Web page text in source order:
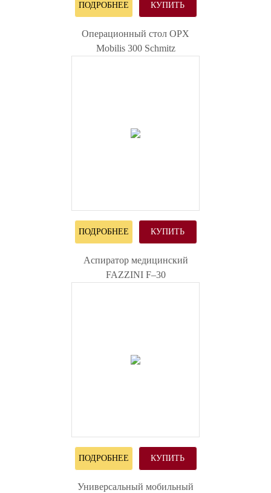
ПОДРОБНЕЕ КУПИТЬ
Операционный стол OPX
Mobilis 300 Schmitz
ПОДРОБНЕЕ КУПИТЬ
Аспиратор медицинский
FAZZINI F–30
ПОДРОБНЕЕ КУПИТЬ
Универсальный мобильный